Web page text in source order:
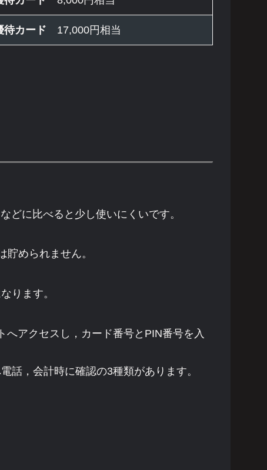
待カード 17,000円相当
どに比べると少し使いにくいです。
められません。
ります。
アクセスし，カード番号とPIN番号を入
話，会計時に確認の3種類があります。